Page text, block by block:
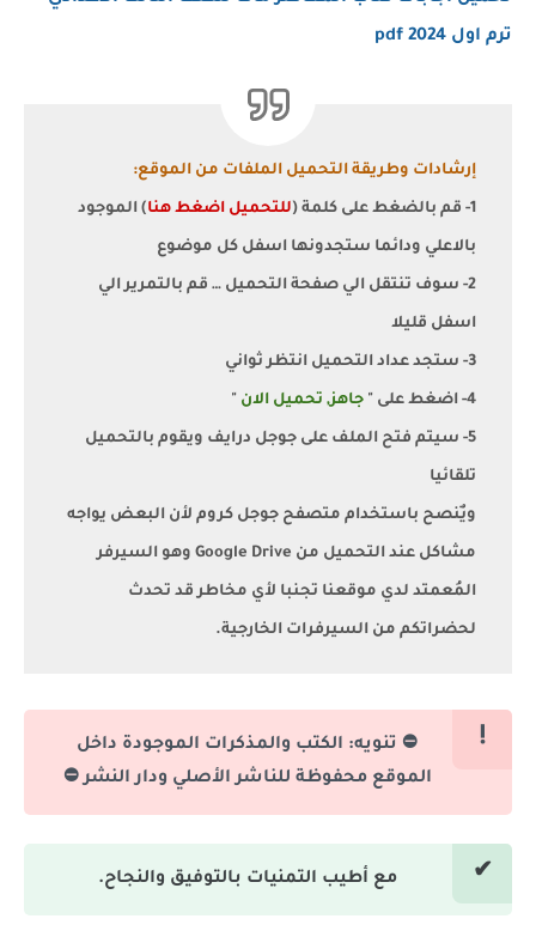
ترم اول 2024 pdf
إرشادات وطريقة التحميل الملفات من الموقع:
1- قم بالضغط على كلمة ( للتحميل اضغط هنا) الموجود
بالاعلي ودائما ستجدونها اسفل كل موضوع
2- سوف تنتقل الي صفحة التحميل … قم بالتمرير الي
اسفل قليلا
3- ستجد عداد التحميل انتظر ثواني
4- اضغط على " جاهز, تحميل الان "
5- سيتم فتح الملف على جوجل درايف ويقوم بالتحميل
تلقائيا
ويٌنصح باستخدام متصفح جوجل كروم لأن البعض يواجه
مشاكل عند التحميل من Google Drive وهو السيرفر
المُعمتد لدي موقعنا تجنبا لأي مخاطر قد تحدث
لحضراتكم من السيرفرات الخارجية.
⛔ تنويه: الكتب والمذكرات الموجودة داخل
الموقع محفوظة للناشر الأصلي ودار النشر ⛔
مع أطيب التمنيات بالتوفيق والنجاح.